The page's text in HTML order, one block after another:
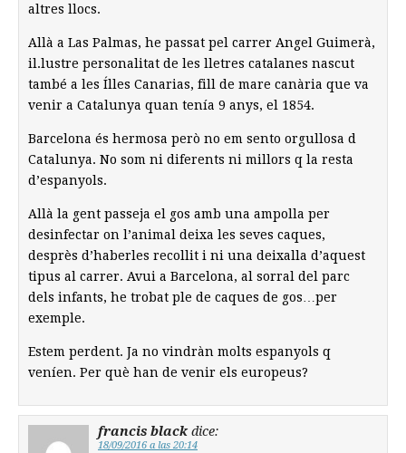
altres llocs.
Allà a Las Palmas, he passat pel carrer Angel Guimerà,
il.lustre personalitat de les lletres catalanes nascut
també a les Ílles Canarias, fill de mare canària que va
venir a Catalunya quan tenía 9 anys, el 1854.
Barcelona és hermosa però no em sento orgullosa d
Catalunya. No som ni diferents ni millors q la resta
d’espanyols.
Allà la gent passeja el gos amb una ampolla per
desinfectar on l’animal deixa les seves caques,
desprès d’haberles recollit i ni una deixalla d’aquest
tipus al carrer. Avui a Barcelona, al sorral del parc
dels infants, he trobat ple de caques de gos…per
exemple.
Estem perdent. Ja no vindràn molts espanyols q
veníen. Per què han de venir els europeus?
francis black dice:
18/09/2016 a las 20:14